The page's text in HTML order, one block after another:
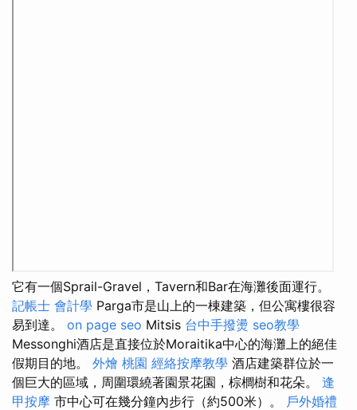
它有一個Sprail-Gravel，Tavern和Bar在海灘後面運行。
記帳士 會計學 Parga市是山上的一棟建築，但公寓樓很容
易到達。 on page seo Mitsis 台中手撥燙 seo教學
Messonghi酒店是直接位於Moraitika中心的海灘上的絕佳
假期目的地。 外燴 桃園 經絡按摩教學 酒店建築群位於一
個巨大的區域，周圍環繞著園景花園，棕櫚樹和花朵。 逢
甲按摩 市中心可在幾分鐘內步行（約500米）。 戶外婚禮